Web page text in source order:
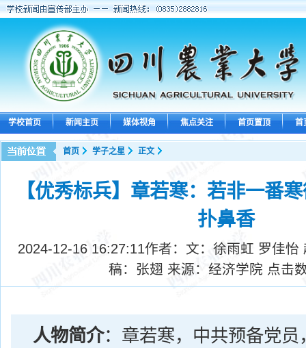
学校首页 新闻主页 媒体视角 焦点关注 首页置顶 首
首页 学子之星 正文
【优秀标兵】章若寒：若非一番
扑鼻香
2024-12-16 16:27:11作者：文：徐雨虹 罗佳怡
稿：张翅 来源：经济学院 点击
人物简介： 章若寒，中共预备党